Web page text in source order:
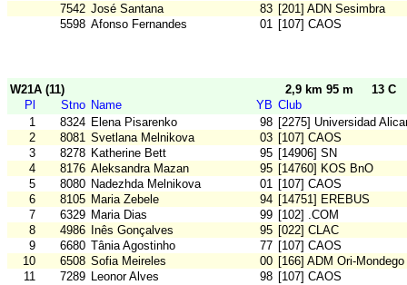
7542 José Santana 83 [201] ADN Sesimbra
5598 Afonso Fernandes 01 [107] CAOS
W21A (11) 2,9 km 95 m
13 C
Pl
Stno Name YB Club
1
8324 Elena Pisarenko 98 [2275] Universidad
2
8081 Svetlana Melnikova 03 [107] CAOS
3
8278 Katherine Bett 95 [14906] SN
4
8176 Aleksandra Mazan 95 [14760] KOS BnO
5
8080 Nadezhda Melnikova 01 [107] CAOS
6
8105 Maria Zebele 94 [14751] EREBUS
7
6329 Maria Dias 99 [102] .COM
8
4986 Inês Gonçalves 95 [022] CLAC
9
6680 Tânia Agostinho 77 [107] CAOS
10
6508 Sofia Meireles 00 [166] ADM Ori-Mondego
11
7289 Leonor Alves 98 [107] CAOS